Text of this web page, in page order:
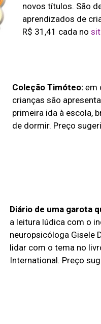
novos títulos. São
aprendizados de
R$ 31,41 cada no
Coleção Timóteo: em
crianças são
primeira ida à escola,
de dormir. Preço
Diário de uma garota
a leitura lúdica com o
neuropsicóloga Gisele
lidar com o tema no
International. Preço